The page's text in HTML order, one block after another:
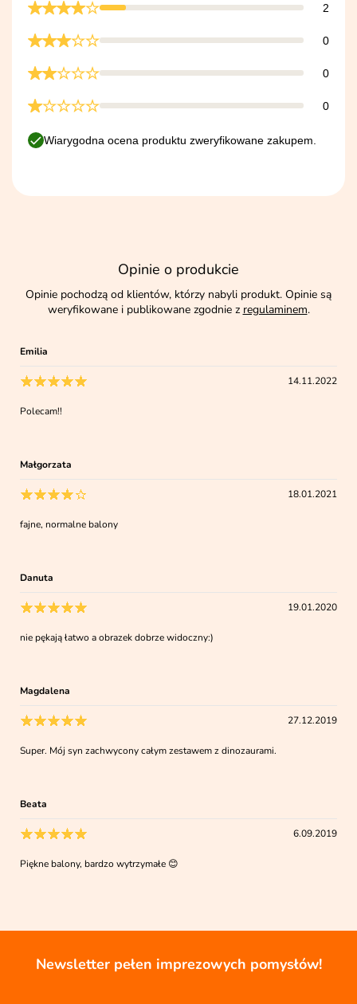
2
0
0
0
Wiarygodna ocena produktu zweryfikowane zakupem.
Opinie o produkcie
Opinie pochodzą od klientów, którzy nabyli produkt. Opinie są
weryfikowane i publikowane zgodnie z regulaminem.
Emilia
14.11.2022
Polecam!!
Małgorzata
18.01.2021
fajne, normalne balony
Danuta
19.01.2020
nie pękają łatwo a obrazek dobrze widoczny:)
Magdalena
27.12.2019
Super. Mój syn zachwycony całym zestawem z dinozaurami.
Beata
6.09.2019
Piękne balony, bardzo wytrzymałe 😊
Newsletter pełen imprezowych pomysłów!